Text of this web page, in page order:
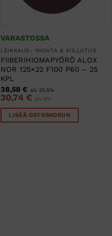
VARASTOSSA
LEIKKAUS- HIONTA & KIILLOTUS
FIIBERIHIOMAPYÖRÖ ALOX
NOR 125×22 F100 P60 – 25
KPL
38,58€ alv 25,5%
30,74€ alv 0%
LISÄÄ OSTOSKORIIN